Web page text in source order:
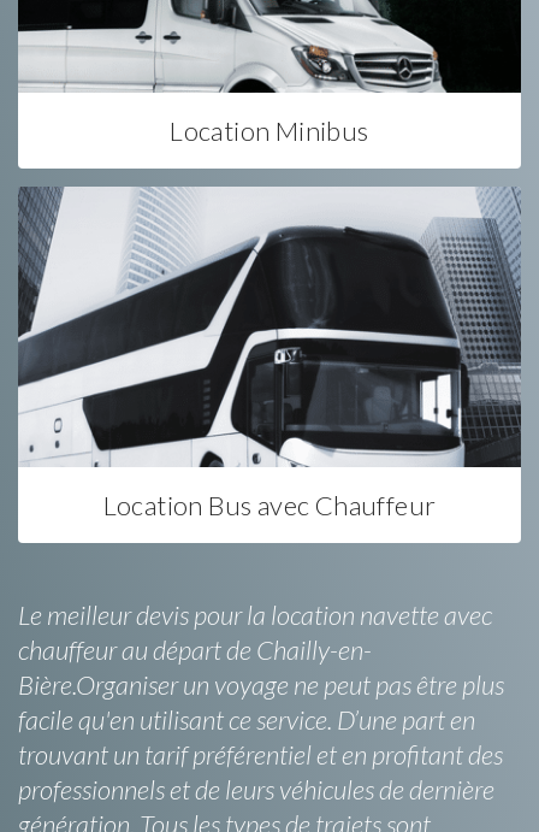
Location Minibus
Location Bus avec Chauffeur
Le meilleur devis pour la location navette avec
chauffeur au départ de Chailly-en-
Bière.Organiser un voyage ne peut pas être plus
facile qu'en utilisant ce service. D’une part en
trouvant un tarif préférentiel et en profitant des
professionnels et de leurs véhicules de dernière
génération. Tous les types de trajets sont